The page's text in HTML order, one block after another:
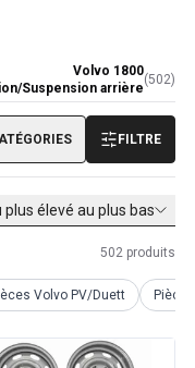
Amazon
arrière
Volvo 1800
Suspension arrière
(502)
FILTRE
plus élevé au plus bas
502 produits
Volvo PV/Duett